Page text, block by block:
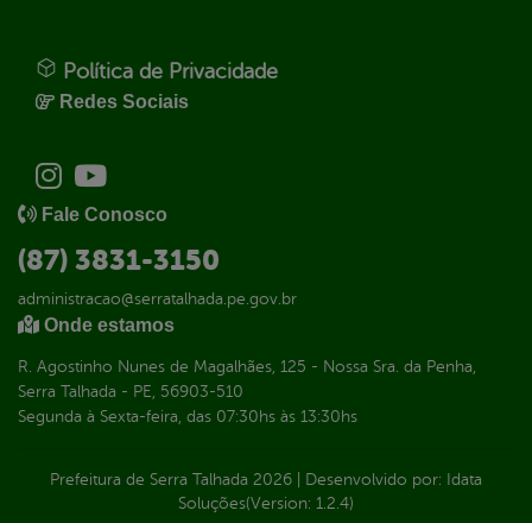
Política de Privacidade
Redes Sociais
Fale Conosco
(87) 3831-3150
administracao@serratalhada.pe.gov.br
Onde estamos
R. Agostinho Nunes de Magalhães, 125 - Nossa Sra. da Penha,
Serra Talhada - PE, 56903-510
Segunda à Sexta-feira, das 07:30hs às 13:30hs
Prefeitura de Serra Talhada 2026 Desenvolvido por: Idata
Soluções(Version: 1.2.4)